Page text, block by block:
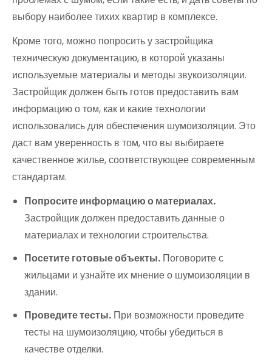
выбору наиболее тихих квартир в комплексе.
Кроме того, можно попросить у застройщика
техническую документацию, в которой указаны
используемые материалы и методы звукоизоляции.
Застройщик должен быть готов предоставить вам
информацию о том, как и какие технологии
использовались для обеспечения шумоизоляции. Это
даст вам уверенность в том, что вы выбираете
качественное жилье, соответствующее современным
стандартам.
Попросите информацию о материалах.
Застройщик должен предоставить данные о
материалах и технологии строительства.
Посетите готовые объекты. Поговорите с
жильцами и узнайте их мнение о шумоизоляции в
здании.
Проведите тесты. При возможности проведите
тесты на шумоизоляцию, чтобы убедиться в
качестве отделки.